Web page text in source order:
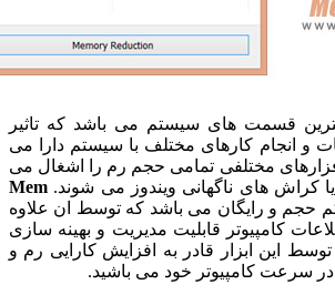
قسمت های سیستم می باشد که تاثیر
کارهای مختلف با سیستم دارا می
مختلفی تمامی حجم رم را اشغال می
های ناگهانی ویندوز می شوند.Mem
رایگان می باشد که توسط ان علاوه
قابلیت مدیریت و بهینه سازی
ابزار قادر به افزایش کارایی رم و